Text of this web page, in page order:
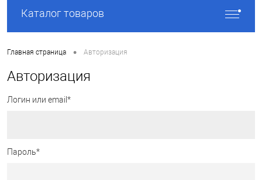
Каталог товаров
Главная страница • Авторизация
Авторизация
Логин или email*
Пароль*